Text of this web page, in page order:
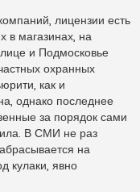
лицензии есть
в магазинах, на
и Подмосковье
охранных
как и
однако последнее
за порядок сами
В СМИ не раз
на
кулаки, явно